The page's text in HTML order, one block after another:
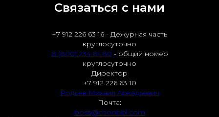
Связаться с нами
+7 912 226 63 16 - Дежурная часть
круглосуточно
8 (800) 234 81 80 - общий номер
круглосуточно
Директор
+7 912 226 63 10
Родьев Михаил Аркадьевич
Почта:
boss@choobbl.com